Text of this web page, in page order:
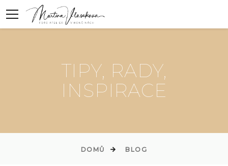
TIPY, RADY,
INSPIRACE
DOMŮ BLOG